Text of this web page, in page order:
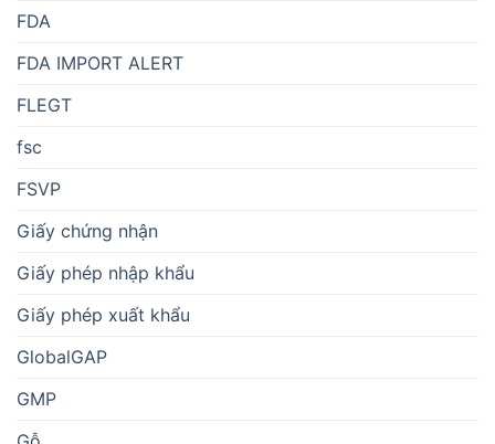
FDA
FDA IMPORT ALERT
FLEGT
fsc
FSVP
Giấy chứng nhận
Giấy phép nhập khẩu
Giấy phép xuất khẩu
GlobalGAP
GMP